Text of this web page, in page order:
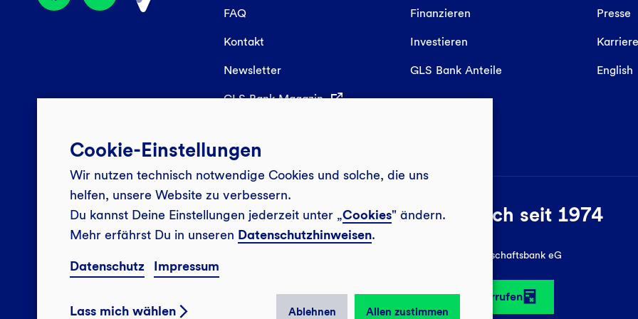
FAQ
Kontakt
Newsletter
GLS Bank Magazin
Finanzieren
Investieren
GLS Bank Anteile
Presse
Karriere
English
Sozial-ökologisch seit 1974
© 2026 GLS Gemeinschaftsbank eG
Vertrag widerrufen
Cookie-Einstellungen
Wir nutzen technisch notwendige Cookies und solche, die uns
helfen, unsere Website zu verbessern.
Du kannst Deine Einstellungen jederzeit unter „Cookies" ändern.
Mehr erfährst Du in unseren Datenschutzhinweisen.
Datenschutz Impressum
Lass mich wählen Ablehnen Allen zustimmen